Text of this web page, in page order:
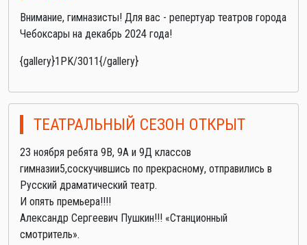
Внимание, гимназисты! Для вас - репертуар театров города
Чебоксары на декабрь 2024 года!
{gallery}1PK/3011{/gallery}
ТЕАТРАЛЬНЫЙ СЕЗОН ОТКРЫТ
23 ноября ребята 9В, 9А и 9Д классов
гимназии5,соскучившись по прекрасному, отправились в
Русский драматический театр.
И опять премьера!!!!
Александр Сергеевич Пушкин!!! «Станционный
смотритель».